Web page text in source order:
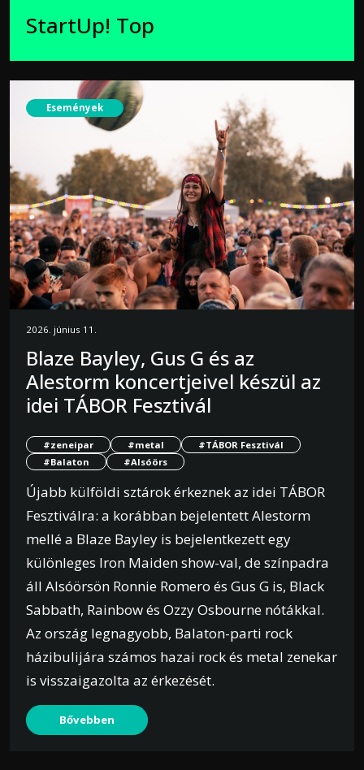
StartUp! Top
Események
2026. június 11.
Blaze Bayley, Gus G és az
Alestorm koncertjeivel készül az
idei TÁBOR Fesztivál
#zeneipar #metal
#TÁBOR Fesztivál
#Balaton
#Alsóörs
Újabb külföldi sztárok érkeznek az idei TÁBOR
Fesztiválra: a korábban bejelentett Alestorm
mellé a Blaze Bayley is bejelentkezett egy
különleges Iron Maiden show-val, de színpadra
áll Alsóörsön Ronnie Romero és Gus G is, Black
Sabbath, Rainbow és Ozzy Osbourne nótákkal.
Az ország legnagyobb, Balaton-parti rock
házibulijára számos hazai rock és metal zenekar
is visszaigazolta az érkezését.
Bővebben